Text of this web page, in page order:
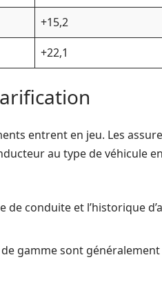
+15,2
+22,1
entrent en jeu. Les
au type de véhicule
de conduite et l’historique
gamme sont